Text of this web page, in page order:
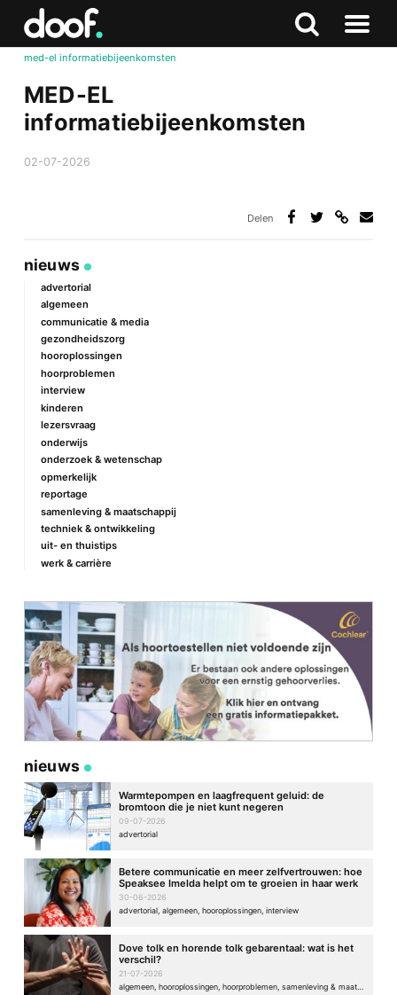
Zoeken
Naar
med-el informatiebijeenkomsten
MED-EL
informatiebijeenkomsten
02-07-2026
Delen
nieuws
advertorial
algemeen
communicatie & media
gezondheidszorg
hooroplossingen
hoorproblemen
interview
kinderen
lezersvraag
onderwijs
onderzoek & wetenschap
opmerkelijk
reportage
samenleving & maatschappij
techniek & ontwikkeling
uit- en thuistips
werk & carrière
nieuws
Warmtepompen en laagfrequent geluid: de
bromtoon die je niet kunt negeren
09-07-2026
advertorial
Betere communicatie en meer zelfvertrouwen: hoe
Speaksee Imelda helpt om te groeien in haar werk
30-06-2026
advertorial, algemeen, hooroplossingen, interview
Dove tolk en horende tolk gebarentaal: wat is het
verschil?
21-07-2026
Doof.nl
Zoeken